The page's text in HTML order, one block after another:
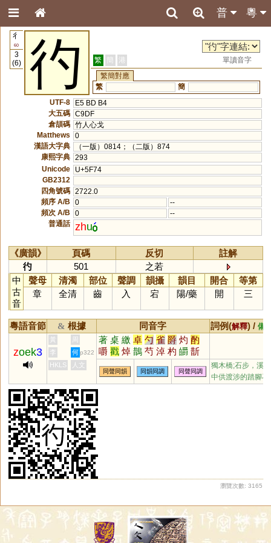
粵
普
彳
60
3
(6)
彴 繁 簡 港
單讀音字
繁簡對應
繁
簡
UTF-8
E5 BD B4
大五碼 C9DF
倉頡碼 竹人心戈
Matthews
0
漢語大字典
（一版）0814；（二版）874
康熙字典 293
Unicode
U+5F74
GB2312
四角號碼 2722.0
頻序 A/B
0
--
頻次 A/B
0
--
普通話 zhu
《廣韻》 頁碼 反切
註解
彴
501
之若
中
古
音
聲母 清濁 部位 聲調 韻攝 韻目 開合
等第
章
全清 齒 入 宕 陽/藥 開 三
粵語音節 & 根據 同音字 詞例(解釋) / 備
zoek3
黃 周 著 桌 繳 卓 勺 雀 爵 灼 酌
嚼 戳 焯 鵲 芍 淖 杓 皭 斮
穱 汋 謶 棹
李 何 p322
HKLS 人文
同聲同韻 同韻同調 同聲同調
獨木橋;石步，溪流
中供渡涉的踏腳石
瀏覽次數: 3165